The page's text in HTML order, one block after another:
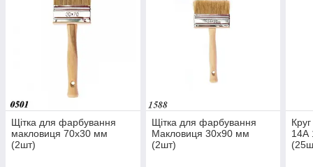
Щітка для фарбування
макловиця 70х30 мм
(2шт)
Щітка для фарбування
Макловиця 30х90 мм
(2шт)
14А